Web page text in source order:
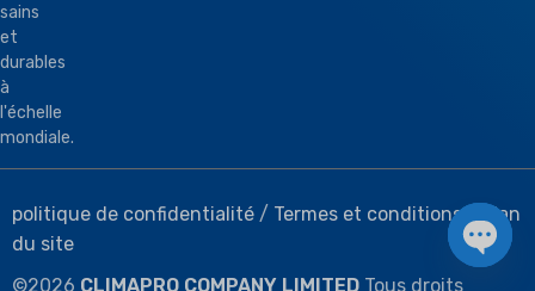
sains
et
durables
à
l'échelle
mondiale.
politique de confidentialité / Termes et conditions
Plan
du site
©2026 CLIMAPRO COMPANY LIMITED Tous droits